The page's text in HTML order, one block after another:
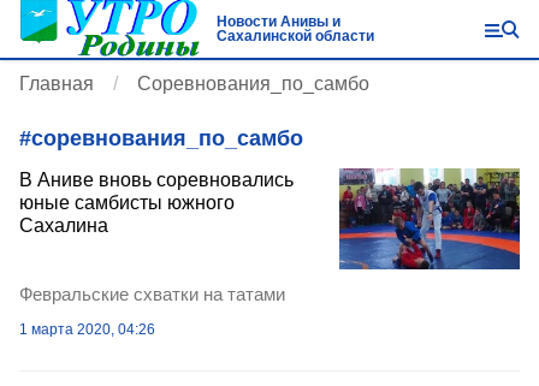
Новости Анивы и
Сахалинской области
Главная Соревнования_по_самбо
#соревнования_по_самбо
В Аниве вновь соревновались
юные самбисты южного
Сахалина
Февральские схватки на татами
1 марта 2020, 04:26